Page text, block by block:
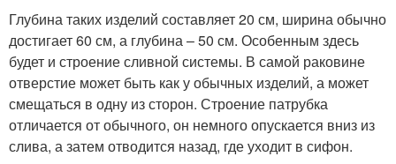
Глубина таких изделий составляет 20 см, ширина обычно
достигает 60 см, а глубина – 50 см. Особенным здесь
будет и строение сливной системы. В самой раковине
отверстие может быть как у обычных изделий, а может
смещаться в одну из сторон. Строение патрубка
отличается от обычного, он немного опускается вниз из
слива, а затем отводится назад, где уходит в сифон.